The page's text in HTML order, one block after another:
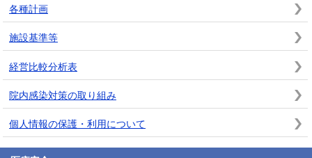
各種計画
施設基準等
経営比較分析表
院内感染対策の取り組み
個人情報の保護・利用について